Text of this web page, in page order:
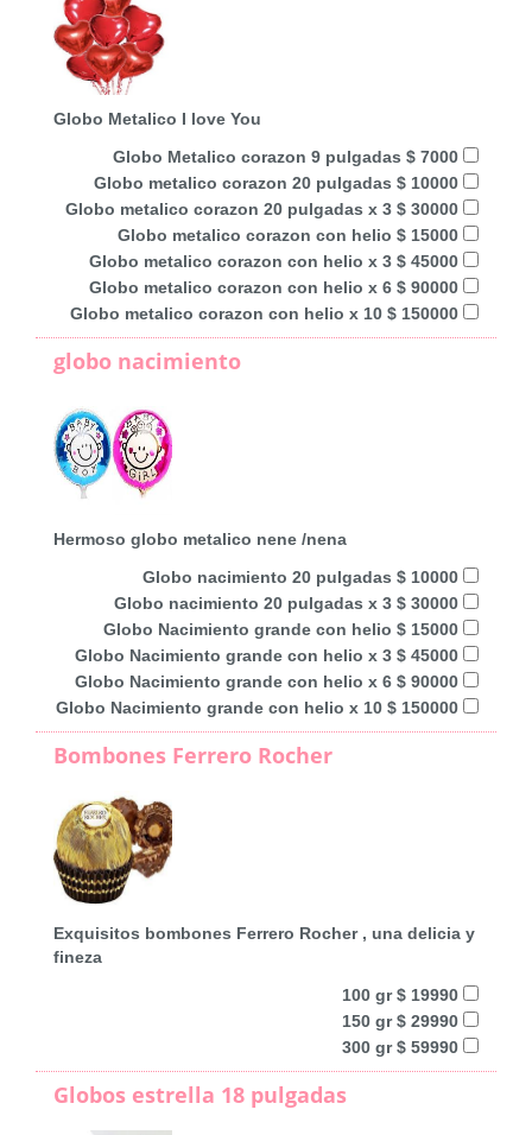
Globo Metalico I love You
Globo Metalico corazon 9 pulgadas $ 7000
Globo metalico corazon 20 pulgadas $ 10000
Globo metalico corazon 20 pulgadas x 3 $ 30000
Globo metalico corazon con helio $ 15000
Globo metalico corazon con helio x 3 $ 45000
Globo metalico corazon con helio x 6 $ 90000
Globo metalico corazon con helio x 10 $ 150000
globo nacimiento
Hermoso globo metalico nene /nena
Globo nacimiento 20 pulgadas $ 10000
Globo nacimiento 20 pulgadas x 3 $ 30000
Globo Nacimiento grande con helio $ 15000
Globo Nacimiento grande con helio x 3 $ 45000
Globo Nacimiento grande con helio x 6 $ 90000
Globo Nacimiento grande con helio x 10 $ 150000
Bombones Ferrero Rocher
Exquisitos bombones Ferrero Rocher , una delicia y
fineza
100 gr $ 19990
150 gr $ 29990
300 gr $ 59990
Globos estrella 18 pulgadas